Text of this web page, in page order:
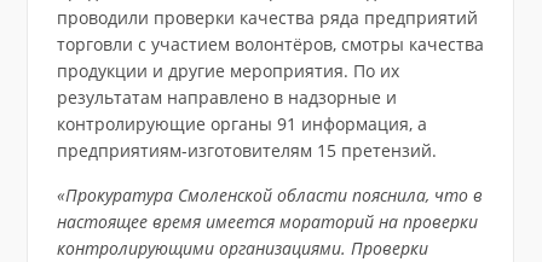
проводили проверки качества ряда предприятий
торговли с участием волонтёров, смотры качества
продукции и другие мероприятия. По их
результатам направлено в надзорные и
контролирующие органы 91 информация, а
предприятиям-изготовителям 15 претензий.
«Прокуратура Смоленской области пояснила, что в
настоящее время имеется мораторий на проверки
контролирующими организациями. Проверки